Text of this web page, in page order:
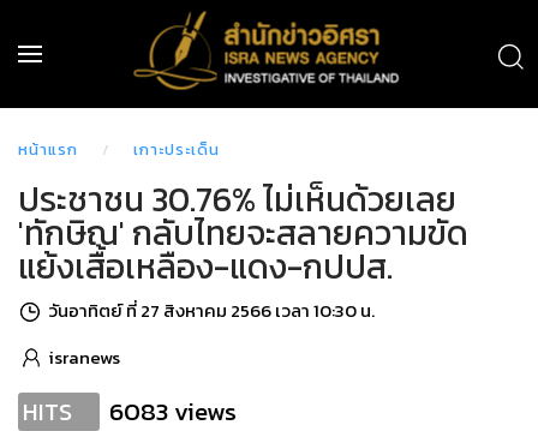
หน้าแรก เกาะประเด็น
ประชาชน 30.76% ไม่เห็นด้วยเลย
'ทักษิณ' กลับไทยจะสลายความขัด
แย้งเสื้อเหลือง-แดง-กปปส.
วันอาทิตย์ ที่ 27 สิงหาคม 2566 เวลา 10:30 น.
isranews
HITS 6083 views